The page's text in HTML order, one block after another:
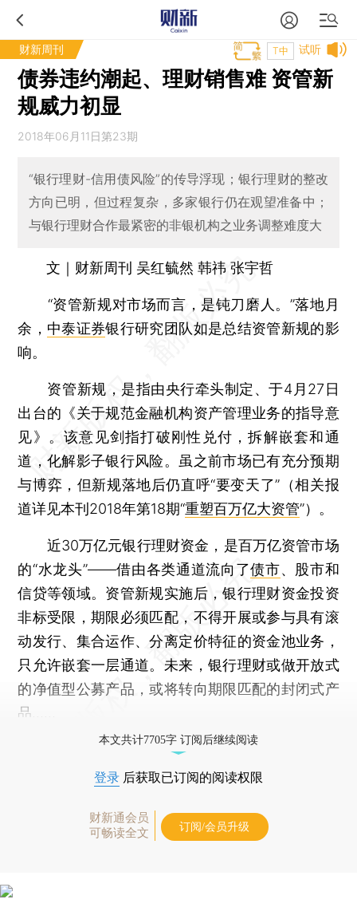
财新周刊 试听
T中
债券违约潮起、理财销售难 资管新
规威力初显
2018年06月11日第23期
“银行理财-信用债风险”的传导浮现；银行理财的整改
方向已明，但过程复杂，多家银行仍在观望准备中；
与银行理财合作最紧密的非银机构之业务调整难度大
文｜财新周刊 吴红毓然 韩祎 张宇哲
“资管新规对市场而言，是钝刀磨人。”落地月
余， 中泰证券银行研究团队如是总结资管新规的影
响。
资管新规，是指由央行牵头制定、于4月27日
出台的《关于规范金融机构资产管理业务的指导意
见》。该意见剑指打破刚性兑付，拆解嵌套和通
道，化解影子银行风险。虽之前市场已有充分预期
与博弈，但新规落地后仍直呼“要变天了”（相关报
道详见本刊2018年第18期“重塑百万亿大资管”）。
近30万亿元银行理财资金，是百万亿资管市场
的“水龙头”——借由各类通道流向了债市、股市和
信贷等领域。资管新规实施后，银行理财资金投资
非标受限，期限必须匹配，不得开展或参与具有滚
动发行、集合运作、分离定价特征的资金池业务，
只允许嵌套一层通道。未来，银行理财或做开放式
的净值型公募产品，或将转向期限匹配的封闭式产
品……
本文共计7705字 订阅后继续阅读
登录 后获取已订阅的阅读权限
财新通会员
可畅读全文
订阅/会员升级